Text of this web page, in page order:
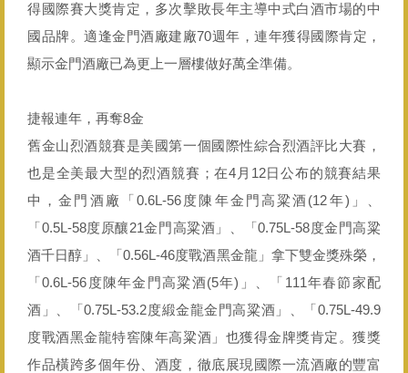
得國際賽大獎肯定，多次擊敗長年主導中式白酒市場的中
國品牌。適逢金門酒廠建廠70週年，連年獲得國際肯定，
顯示金門酒廠已為更上一層樓做好萬全準備。
捷報連年，再奪8金
舊金山烈酒競賽是美國第一個國際性綜合烈酒評比大賽，
也是全美最大型的烈酒競賽；在4月12日公布的競賽結果
中，金門酒廠「0.6L-56度陳年金門高粱酒(12年)」、
「0.5L-58度原釀21金門高粱酒」、「0.75L-58度金門高粱
酒千日醇」、「0.56L-46度戰酒黑金龍」拿下雙金獎殊榮，
「0.6L-56度陳年金門高粱酒(5年)」、「111年春節家配
酒」、「0.75L-53.2度緞金龍金門高粱酒」、「0.75L-49.9
度戰酒黑金龍特窖陳年高粱酒」也獲得金牌獎肯定。獲獎
作品橫跨多個年份、酒度，徹底展現國際一流酒廠的豐富